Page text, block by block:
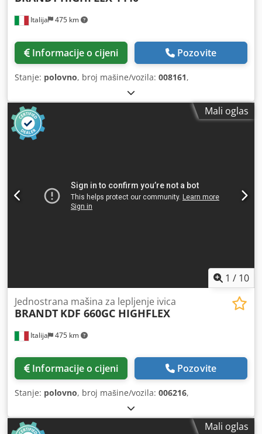
Italija 475 km
Informacije o cijeni Pozovite
Stanje: polovno, broj mašine/vozila: 008161,
Mali oglas
1 / 10
Italija 475 km
Jednostrana mašina za lepljenje ivica
BRANDT KDF 660GC HIGHFLEX
Informacije o cijeni Pozovite
Stanje: polovno, broj mašine/vozila: 006216,
Mali oglas